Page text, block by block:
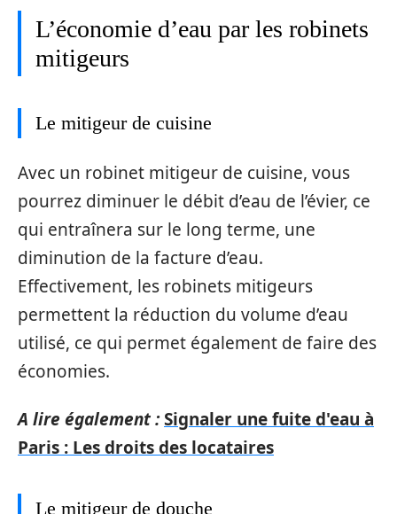
L’économie d’eau par les robinets
mitigeurs
Le mitigeur de cuisine
Avec un robinet mitigeur de cuisine, vous
pourrez diminuer le débit d’eau de l’évier, ce
qui entraînera sur le long terme, une
diminution de la facture d’eau.
Effectivement, les robinets mitigeurs
permettent la réduction du volume d’eau
utilisé, ce qui permet également de faire des
économies.
A lire également :Signaler une fuite d'eau à
Paris : Les droits des locataires
Le mitigeur de douche